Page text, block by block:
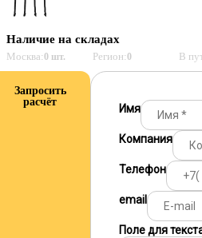
Наличие на складах
Москва:0 шт. Регион:0 В
Запросить
расчёт
Имя
Компания
Телефон
email
Поле для